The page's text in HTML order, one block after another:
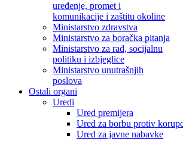
uređenje, promet i
komunikacije i zaštitu okoline
Ministarstvo zdravstva
Ministarstvo za boračka pitanja
Ministarstvo za rad, socijalnu
politiku i izbjeglice
Ministarstvo unutrašnjih
poslova
Ostali organi
Uredi
Ured premijera
Ured za borbu protiv
Ured za javne nabavke